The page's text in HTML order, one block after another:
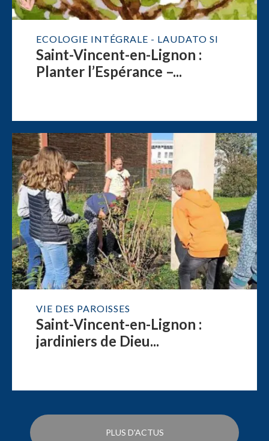
ECOLOGIE INTÉGRALE - LAUDATO SI
Saint-Vincent-en-Lignon :
Planter l’Espérance –...
VIE DES PAROISSES
Saint-Vincent-en-Lignon :
jardiniers de Dieu...
PLUS D'ACTUS